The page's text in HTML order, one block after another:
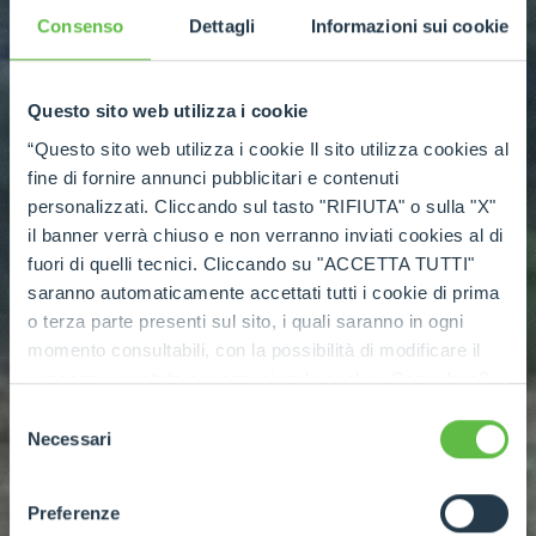
Consenso Dettagli Informazioni sui cookie
Questo sito web utilizza i cookie
“Questo sito web utilizza i cookie Il sito utilizza cookies al
fine di fornire annunci pubblicitari e contenuti
personalizzati. Cliccando sul tasto "RIFIUTA" o sulla "X"
il banner verrà chiuso e non verranno inviati cookies al di
fuori di quelli tecnici. Cliccando su "ACCETTA TUTTI"
saranno automaticamente accettati tutti i cookie di prima
o terza parte presenti sul sito, i quali saranno in ogni
momento consultabili, con la possibilità di modificare il
consenso prestato per ogni singolo cookie. Come fare?
ogni pagina, selezionare "Modifichi il suo consenso" e
dell'informativa completa nel footer presente in ogni
pagina. Per esercitare i diritti riconosciuti all'interessato ai
delNecessari
Preferenze